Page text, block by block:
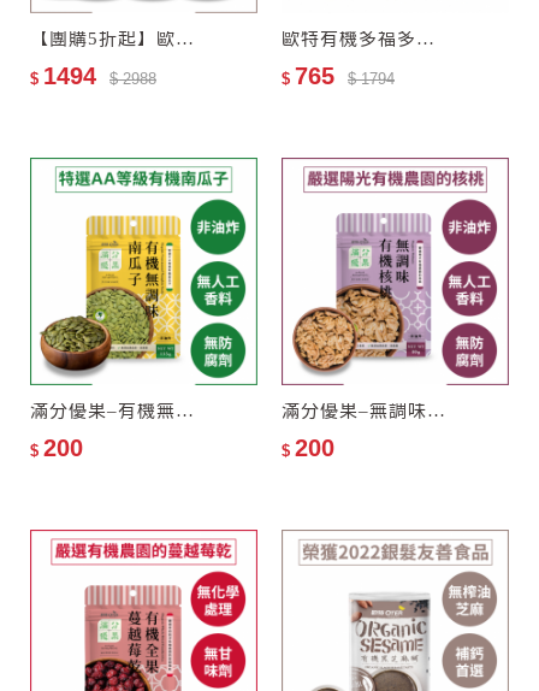
【團購5折起】歐特有機黑芝麻糊6罐
$ 1494 $ 2988
歐特有機多福多穀禮盒(任選3入)
$ 765 $ 1794
滿分優果–有機無調味南瓜子
$ 200
滿分優果–無調味有機核桃
$ 200